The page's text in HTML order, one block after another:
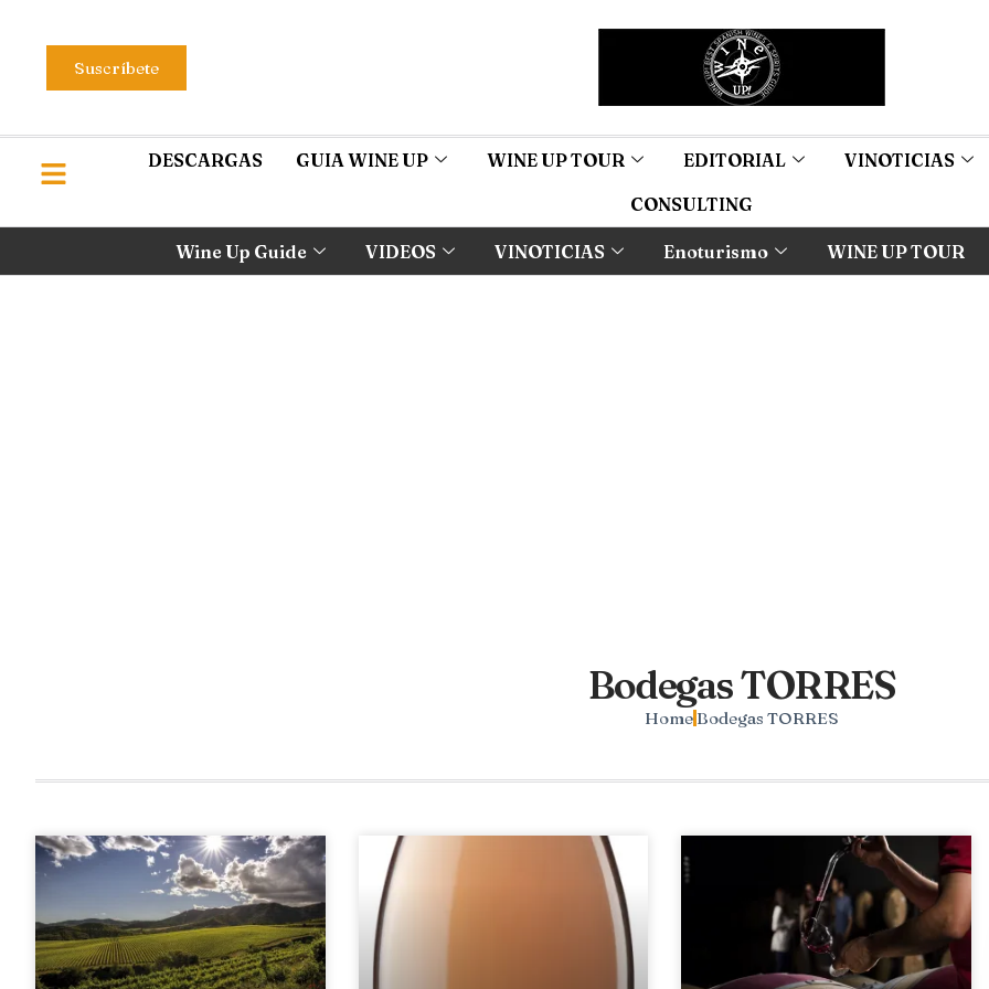
Suscríbete
DESCARGAS GUIA WINE UP WINE UP TOUR EDITORIAL VINOTICIAS
CONSULTING
Wine Up Guide VIDEOS VINOTICIAS Enoturismo WINE UP TOUR
Bodegas TORRES
Home Bodegas TORRES